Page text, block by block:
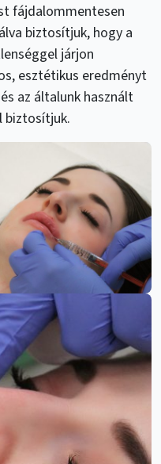
fájdalommentesen
biztosítjuk, hogy a
járjon
esztétikus eredményt
az általunk használt
biztosítjuk.